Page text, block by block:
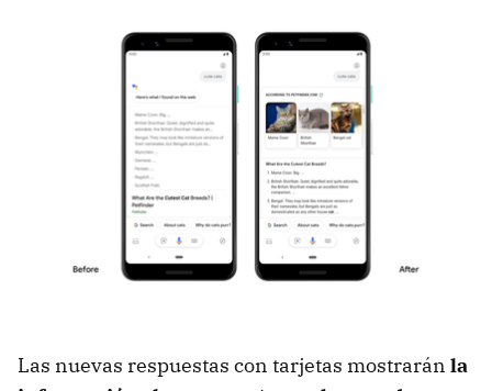
Las nuevas respuestas con tarjetas mostrarán la